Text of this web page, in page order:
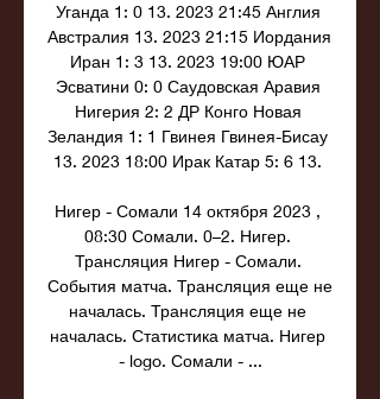
Уганда 1: 0 13. 2023 21:45 Англия
Австралия 13. 2023 21:15 Иордания
Иран 1: 3 13. 2023 19:00 ЮАР
Эсватини 0: 0 Саудовская Аравия
Нигерия 2: 2 ДР Конго Новая
Зеландия 1: 1 Гвинея Гвинея-Бисау
13. 2023 18:00 Ирак Катар 5: 6 13.
Нигер - Сомали 14 октября 2023 ,
08:30 Сомали. 0–2. Нигер.
Трансляция Нигер - Сомали.
События матча. Трансляция еще не
началась. Трансляция еще не
началась. Статистика матча. Нигер
- logo. Сомали - ...